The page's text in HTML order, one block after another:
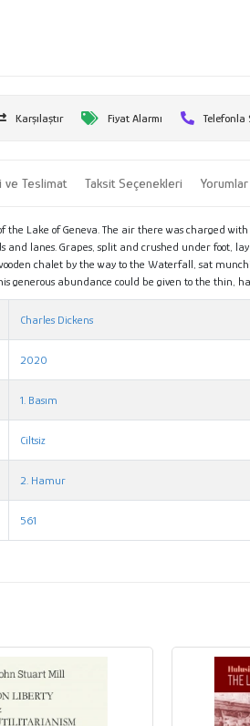
Karşılaştır Fiyat Alarmı Telefonla
ve Teslimat Taksit Seçenekleri Yorumlar
Lake of Geneva. The air there was charged
lanes. Grapes, split and crushed under foot,
chalet by the way to the Waterfall, sat
abundance could be given to the thin,
Charles Dickens
2020
1. Basım
Ciltsiz
2. Hamur
561